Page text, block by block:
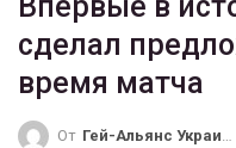
сделал
время матча
От Гей-Альянс Украина